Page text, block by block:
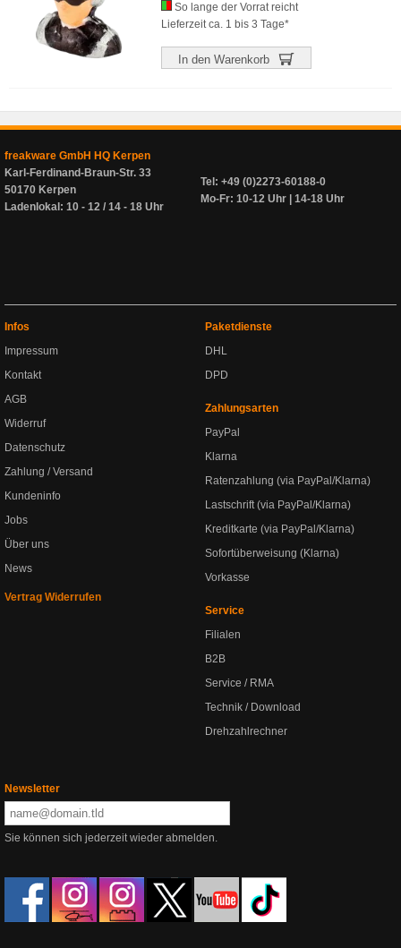
So lange der Vorrat reicht
Lieferzeit ca. 1 bis 3 Tage*
In den Warenkorb
freakware GmbH HQ Kerpen
Karl-Ferdinand-Braun-Str. 33
50170 Kerpen
Ladenlokal: 10 - 12 / 14 - 18 Uhr
Tel: +49 (0)2273-60188-0
Mo-Fr: 10-12 Uhr | 14-18 Uhr
Infos
Impressum
Kontakt
AGB
Widerruf
Datenschutz
Zahlung / Versand
Kundeninfo
Jobs
Über uns
News
Vertrag Widerrufen
Paketdienste
DHL
DPD
Zahlungsarten
PayPal
Klarna
Ratenzahlung (via PayPal/Klarna)
Lastschrift (via PayPal/Klarna)
Kreditkarte (via PayPal/Klarna)
Sofortüberweisung (Klarna)
Vorkasse
Service
Filialen
B2B
Service / RMA
Technik / Download
Drehzahlrechner
Newsletter
Sie können sich jederzeit wieder abmelden.